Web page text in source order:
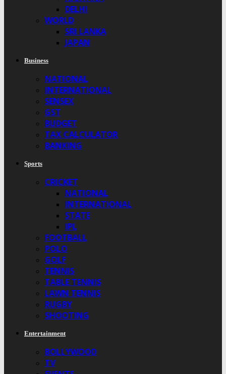
DELHI
WORLD
SRI LANKA
JAPAN
Business
NATIONAL
INTERNATIONAL
SENSEX
GST
BUDGET
TAX CALCULATOR
BANKING
Sports
CRICKET
NATIONAL
INTERNATIONAL
STATE
IPL
FOOTBALL
POLO
GOLF
TENNIS
TABLE TENNIS
LAWN TENNIS
RUGBY
SHOOTING
Entertainment
BOLLYWOOD
TV